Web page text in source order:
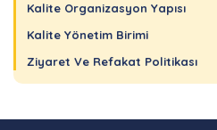
Kalite Organizasyon Yapısı
Kalite Yönetim Birimi
Ziyaret Ve Refakat Politikası